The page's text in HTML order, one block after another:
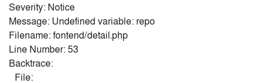
Severity: Notice
Message: Undefined variable: repo
Filename: fontend/detail.php
Line Number: 53
Backtrace:
File: